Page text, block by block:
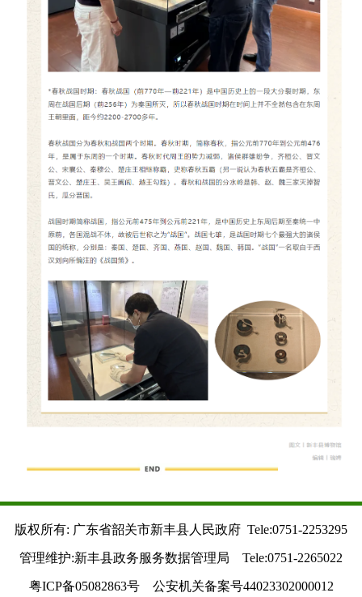
版权所有: 广东省韶关市新丰县人民政府 Tele:0751-2253295
管理维护:新丰县政务服务数据管理局 Tele:0751-2265022
粤ICP备05082863号 公安机关备案号44023302000012